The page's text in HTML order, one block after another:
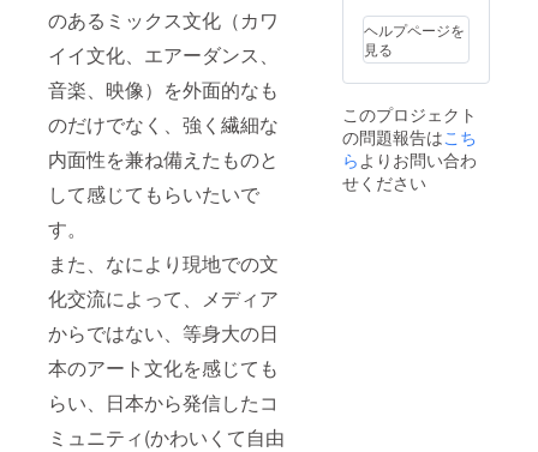
のあるミックス文化（カワ
イイ文化、エアーダンス、
音楽、映像）を外面的なも
のだけでなく、強く繊細な
内面性を兼ね備えたものと
して感じてもらいたいで
す。
また、なにより現地での文
化交流によって、メディア
からではない、等身大の日
本のアート文化を感じても
らい、日本から発信したコ
ミュニティ(かわいくて自由
ヘルプページを
見る
このプロジェクト
の問題報告はこち
らよりお問い合わ
せください